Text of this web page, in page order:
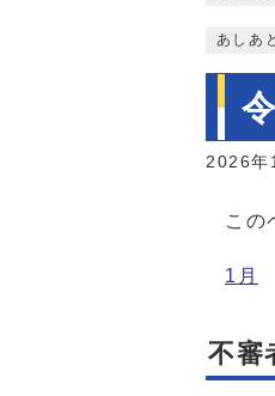
あしあと
2026年
この
1月
不審